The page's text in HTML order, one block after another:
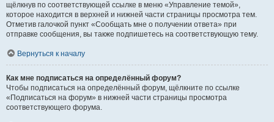
щёлкнув по соответствующей ссылке в меню «Управление темой»,
которое находится в верхней и нижней части страницы просмотра тем.
Отметив галочкой пункт «Сообщать мне о получении ответа» при
отправке сообщения, вы также подпишетесь на соответствующую тему.
Вернуться к началу
Как мне подписаться на определённый форум?
Чтобы подписаться на определённый форум, щёлкните по ссылке
«Подписаться на форум» в нижней части страницы просмотра
соответствующего форума.